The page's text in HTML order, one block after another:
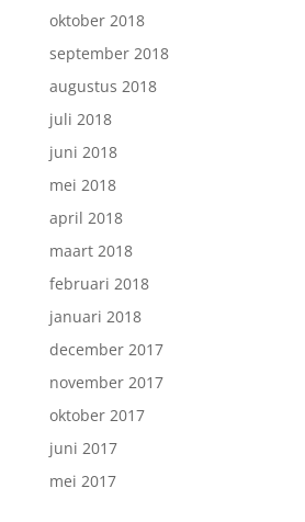
oktober 2018
september 2018
augustus 2018
juli 2018
juni 2018
mei 2018
april 2018
maart 2018
februari 2018
januari 2018
december 2017
november 2017
oktober 2017
juni 2017
mei 2017